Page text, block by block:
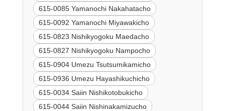
615-0085 Yamanochi Nakahatacho
615-0092 Yamanochi Miyawakicho
615-0823 Nishikyogoku Maedacho
615-0827 Nishikyogoku Nampocho
615-0904 Umezu Tsutsumikamicho
615-0936 Umezu Hayashikuchicho
615-0034 Saiin Nishikotobukicho
615-0044 Saiin Nishinakamizucho